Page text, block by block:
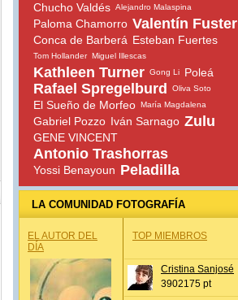
Chucho Valdés Alejandro Malaspina
Paloma Chamorro Valentín Fuster
Conca de Barberá Esteban Fuertes
Tom Hollander Miguel Illescas
Kathleen Turner Gong Li Poleá
Rafael Spregelburd Oliva Soto
El Sueño de Morfeo María Magdalena
Gabriel Pozzo Iván Sarnago Zulu
GENE VINCENT
Antonio Trashorras
Yossi Benayoun Peladilla
LA COMUNIDAD FOTOGRAFÍA
EL AUTOR DEL
DÍA
TOP MIEMBROS
Cristina Sanjosé
3902175 pt